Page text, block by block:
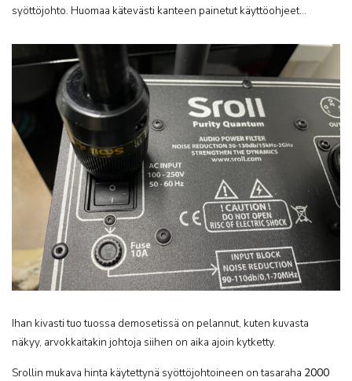
syöttöjohto. Huomaa kätevästi kanteen painetut käyttöohjeet…
Ihan kivasti tuo tuossa demosetissä on pelannut, kuten kuvasta
näkyy, arvokkaitakin johtoja siihen on aika ajoin kytketty.
Srollin mukava hinta käytettynä syöttöjohtoineen on tasaraha 2000